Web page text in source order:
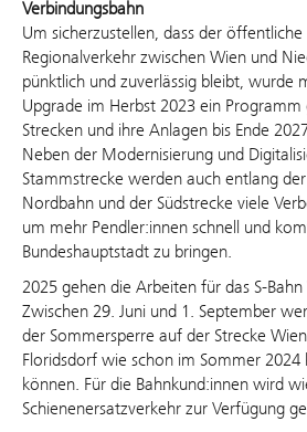
Verbindungsbahn
Um sicherzustellen, dass der
Regionalverkehr zwischen Wien und
pünktlich und zuverlässig bleibt, wurde
Upgrade im Herbst 2023 ein
Strecken und ihre Anlagen bis Ende
Neben der Modernisierung und
Stammstrecke werden auch entlang
Nordbahn und der Südstrecke viele
um mehr Pendler:innen schnell und
Bundeshauptstadt zu bringen.
2025 gehen die Arbeiten für das S-
Zwischen 29. Juni und 1. September
der Sommersperre auf der Strecke
Floridsdorf wie schon im Sommer 2024
können. Für die Bahnkund:innen wird
Schienenersatzverkehr zur Verfügung